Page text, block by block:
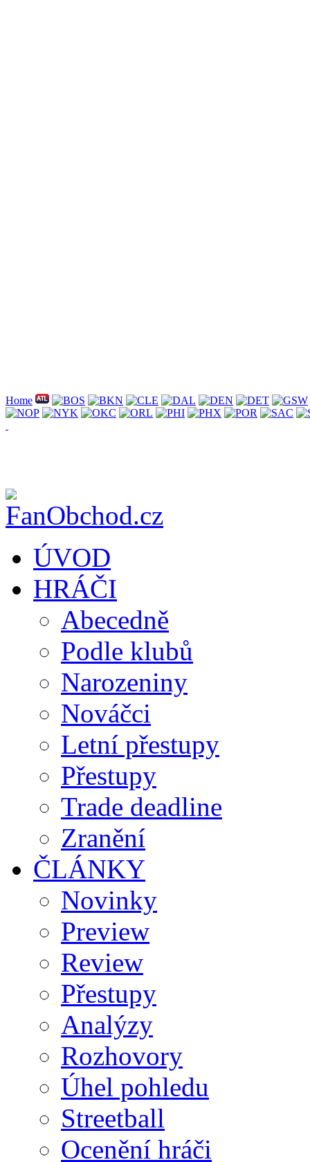
Home
ÚVOD
HRÁČI
Abecedně
Podle klubů
Narozeniny
Nováčci
Letní přestupy
Přestupy
Trade deadline
Zranění
ČLÁNKY
Novinky
Preview
Review
Přestupy
Analýzy
Rozhovory
Úhel pohledu
Streetball
Ocenění hráči